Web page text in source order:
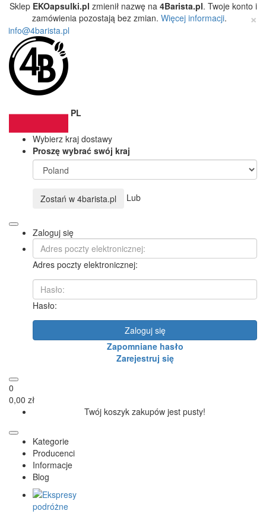
Sklep EKOapsulki.pl zmienił nazwę na 4Barista.pl. Twoje konto i
zamówienia pozostają bez zmian. Więcej informacji. ×
info@4barista.pl
PL
Wybierz kraj dostawy
Proszę wybrać swój kraj
Zostań w 4barista.pl Lub
Zaloguj się
Adres poczty elektronicznej:
Hasło:
Zaloguj się
Zapomniane hasło
Zarejestruj się
0
0,00 zł
Twój koszyk zakupów jest pusty!
Kategorie
Producenci
Informacje
Blog